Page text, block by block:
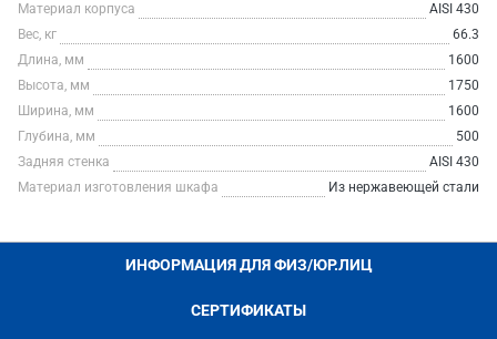
Материал корпуса
AISI 430
Вес, кг
66.3
Длина, мм
1600
Высота, мм
1750
Ширина, мм
1600
Глубина, мм
500
Задняя стенка
AISI 430
Материал изготовления шкафа
Из нержавеющей стали
ИНФОРМАЦИЯ ДЛЯ ФИЗ/ЮР.ЛИЦ
СЕРТИФИКАТЫ